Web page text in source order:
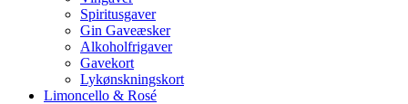
Spiritusgaver
Gin Gaveæsker
Alkoholfrigaver
Gavekort
Lykønskningskort
Limoncello & Rosé